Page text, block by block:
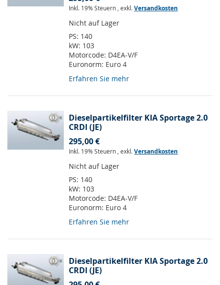
Inkl. 19% Steuern , exkl.Versandkosten
Nicht auf Lager
PS: 140
kW: 103
Motorcode: D4EA-V/F
Euronorm: Euro 4
Erfahren Sie mehr
Dieselpartikelfilter KIA Sportage 2.0
CRDI (JE)
295,00 €
Inkl. 19% Steuern , exkl.Versandkosten
Nicht auf Lager
PS: 140
kW: 103
Motorcode: D4EA-V/F
Euronorm: Euro 4
Erfahren Sie mehr
Dieselpartikelfilter KIA Sportage 2.0
CRDI (JE)